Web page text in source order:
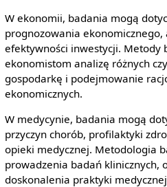
W ekonomii, badania mogą
prognozowania ekonomicznego,
efektywności inwestycji. Metody
ekonomistom analizę różnych
gospodarkę i podejmowanie
ekonomicznych.
W medycynie, badania mogą
przyczyn chorób, profilaktyki
opieki medycznej. Metodologia
prowadzenia badań klinicznych,
doskonalenia praktyki